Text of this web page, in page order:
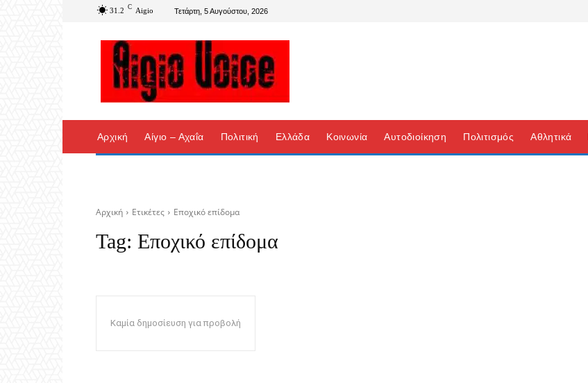
31.2 C Aigio Τετάρτη, 5 Αυγούστου, 2026
Αρχική Αίγιο – Αχαΐα Πολιτική Ελλάδα Κοινωνία Αυτοδιοίκηση Πολιτισμός Αθλητικά
Αρχική Ετικέτες Εποχικό επίδομα
Tag: Εποχικό επίδομα
Καμία δημοσίευση για προβολή